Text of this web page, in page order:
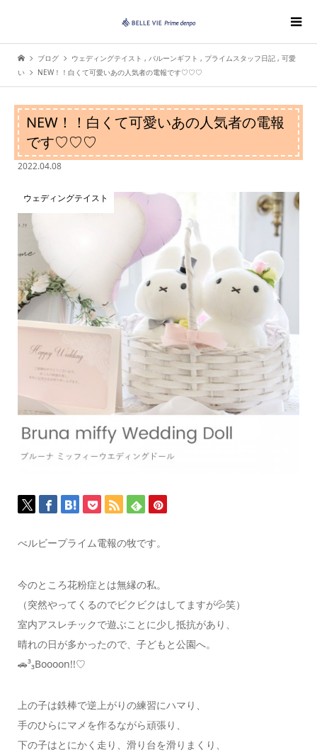
ブログ ウェディングテイスト , バルーンギフト , プライムスタッフ日記 , 可愛
い
NEW！！白くて可愛いあの人気者の電報です♡♡♡
NEW！！白くて可愛いあの人気者の電報
です♡♡♡
2022.04.08
ウェディングテイスト
べルビープライム電報の牧です。
今のところ花粉症とは無縁の私。
（突然やってくるのでビクビクはしてますが💦笑）
室内アスレチックで遊ぶことに少し抵抗があり、
晴れの日が多かったので、子どもと公園へ。
🚗³₃Boooon!!♡
上の子は鉄棒で逆上がりの練習にハマり、
手のひらにマメを作るながら頑張り、
下の子はとにかく走り、滑り台を滑りまくり、